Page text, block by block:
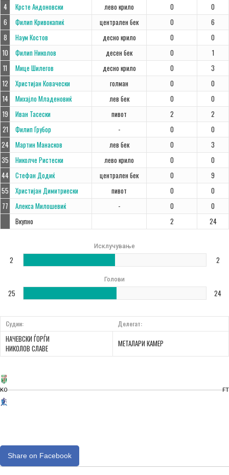
4
Крсте Андоновски лево крило 0
0
6
Филип Кривокапиќ централен бек 0
6
8
Наум Костов десно крило 0
0
10
Филип Николов десен бек 0
1
11
Мице Шилегов десно крило 0
3
12
Христијан Ковачески голман 0
0
14
Михајло Младеновиќ лев бек 0
0
19
Иван Тасески пивот 2
2
21
Филип Грубор - 0
0
24
Мартин Манасков лев бек 0
3
35
Николче Ристески лево крило 0
0
44
Стефан Додиќ централен бек 0
9
55
Христијан Димитриески пивот 0
0
77
Алекса Милошевиќ - 0
0
Вкупно
2 24
Исклучување
2 2
Голови
25 24
Судии: Делегат:
НАЧЕВСКИ ЃОРЃИ
НИКОЛОВ СЛАВЕ
МЕТАЛАРИ КАМЕР
KO FT
Share on Facebook